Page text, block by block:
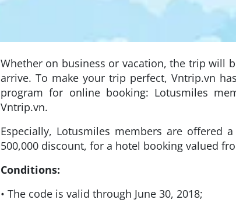
Whether on business or vacation, the trip will
arrive. To make your trip perfect, Vntrip.vn
program for online booking: Lotusmiles
Vntrip.vn.
Especially, Lotusmiles members are offered
500,000 discount, for a hotel booking valued
Conditions:
• The code is valid through June 30, 2018;